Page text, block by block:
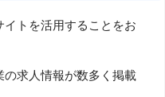
イトを活用することをお
求人情報が数多く掲載